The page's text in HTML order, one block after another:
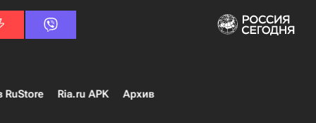
RuStore Ria.ru APK Архив